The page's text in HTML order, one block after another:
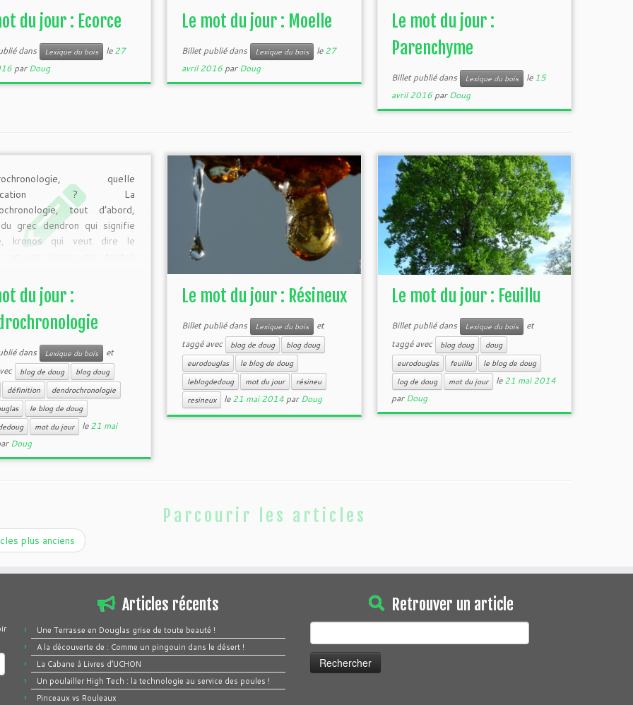
du jour : Ecorce
dans Lexique du bois le27
parDoug
Le mot du jour : Moelle
Billet publié dans Lexique du bois le27
avril 2016 parDoug
Le mot du jour :
Parenchyme
Billet publié dans Lexique du bois le15
avril 2016 parDoug
quelle
? La
tout d’abord,
grec dendron qui signifie
kronos qui veut dire le
méthode scientifique
d’obtenir l’âge d’un
l’année près. Cela est en
possible grâce à l’analyse
[…]
du jour :
dans Lexique du bois
et
blog de doug
blog doug
définition
dendrochronologie
le blog de doug
mot du jour le21 mai
Doug
Le mot du jour : Résineux
Billet publié dans Lexique du bois
et
taggé avec
blog de doug
blog doug
eurodouglas
le blog de doug
leblogdedoug
mot du jour
résineu
resineux
le21 mai 2014 parDoug
Le mot du jour : Feuillu
Billet publié dans Lexique du bois
et
taggé avec
blog doug
doug
eurodouglas
feuillu
le blog de doug
log de doug
mot du jour le21 mai 2014
parDoug
Parcourir les articles
plus anciens
Articles récents
Une Terrasse en Douglas grise de toute beauté !
A la découverte de : Comme un pingouin dans le désert !
La Cabane à Livres d’UCHON
Un poulailler High Tech : la technologie au service des poules !
Pinceaux vs Rouleaux
Retrouver un article